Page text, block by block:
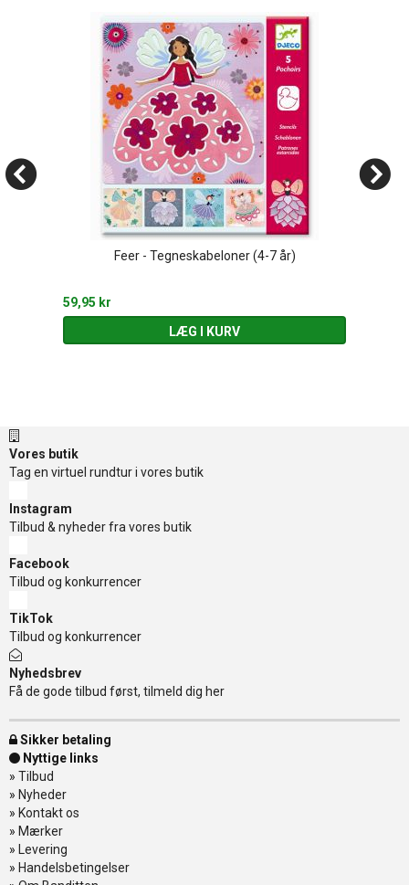
Feer - Tegneskabeloner (4-7 år)
59,95 kr
LÆG I KURV
Vores butik
Tag en virtuel rundtur i vores butik
Instagram
Tilbud & nyheder fra vores butik
Facebook
Tilbud og konkurrencer
TikTok
Tilbud og konkurrencer
Nyhedsbrev
Få de gode tilbud først, tilmeld dig her
Sikker betaling
Nyttige links
» Tilbud
» Nyheder
» Kontakt os
» Mærker
» Levering
» Handelsbetingelser